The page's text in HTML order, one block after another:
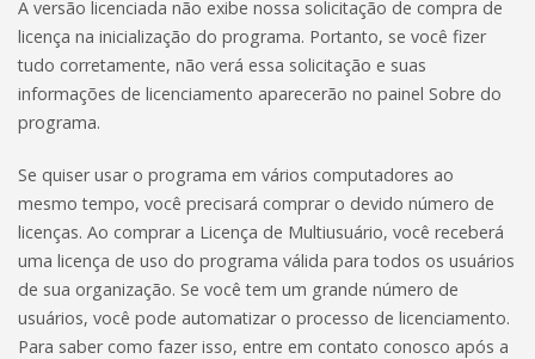
A versão licenciada não exibe nossa solicitação de compra de
licença na inicialização do programa. Portanto, se você fizer
tudo corretamente, não verá essa solicitação e suas
informações de licenciamento aparecerão no painel Sobre do
programa.
Se quiser usar o programa em vários computadores ao
mesmo tempo, você precisará comprar o devido número de
licenças. Ao comprar a Licença de Multiusuário, você receberá
uma licença de uso do programa válida para todos os usuários
de sua organização. Se você tem um grande número de
usuários, você pode automatizar o processo de licenciamento.
Para saber como fazer isso, entre em contato conosco após a